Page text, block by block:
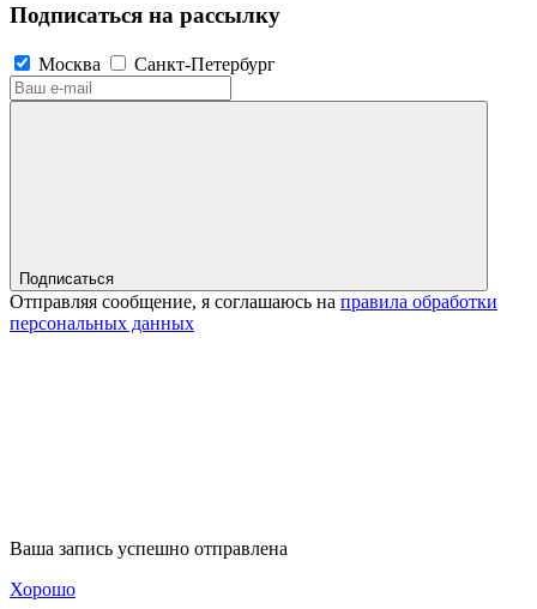
Подписаться на рассылку
Москва Санкт-Петербург
Подписаться
Отправляя сообщение, я соглашаюсь на правила обработки
персональных данных
Ваша запись успешно отправлена
Хорошо